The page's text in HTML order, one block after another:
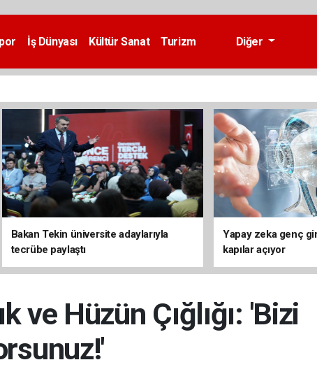
İş Dünyası Kültür Sanat
Turizm
Diğer
Bakan Tekin üniversite adaylarıyla
tecrübe paylaştı
Yapay zeka genç
kapılar açıyor
ve Hüzün Çığlığı: 'Bizi